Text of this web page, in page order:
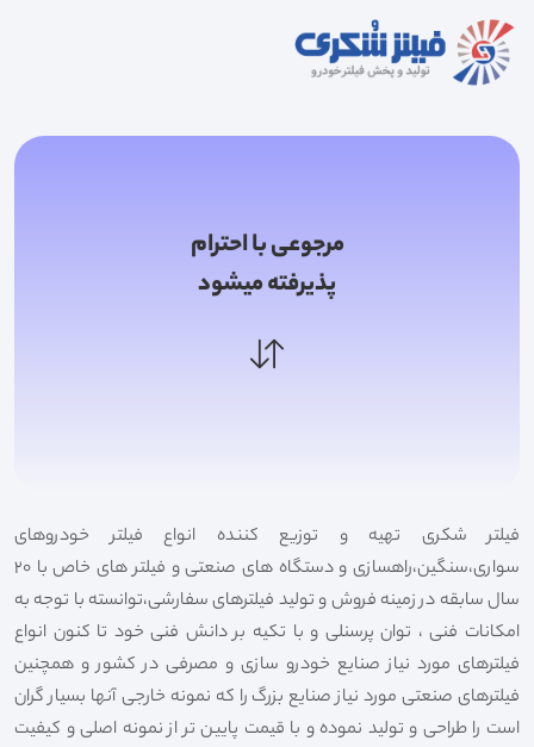
مرجوعی با احترام
پذیرفته میشود
فیلتر شکری تهیه و توزیع کننده انواع فیلتر خودروهای
سواری،سنگین،راهسازی و دستگاه های صنعتی و فیلتر های خاص با 20
سال سابقه در زمینه فروش و تولید فیلترهای سفارشی،توانسته با توجه به
امکانات فنی ، توان پرسنلی و با تکیه بر دانش فنی خود تا کنون انواع
فیلترهای مورد نیاز صنایع خودرو سازی و مصرفی در کشور و همچنین
فیلترهای صنعتی مورد نیاز صنایع بزرگ را که نمونه خارجی آنها بسیار گران
است را طراحی و تولید نموده و با قیمت پایین تر از نمونه اصلی و کیفیت